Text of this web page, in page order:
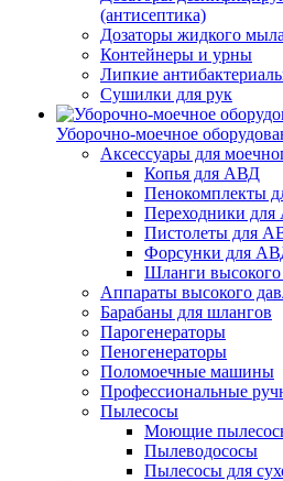
(антисептика)
Дозаторы жидкого мыла
Контейнеры и урны
Липкие
Сушилки для рук
Уборочно-моечное
Аксессуары для
Копья для АВД
Пенокомплекты
Переходники
Пистолеты для
Форсунки для
Шланги
Аппараты высокого
Барабаны для шлангов
Парогенераторы
Пеногенераторы
Поломоечные машины
Профессиональные
Пылесосы
Моющие
Пылеводососы
Пылесосы для